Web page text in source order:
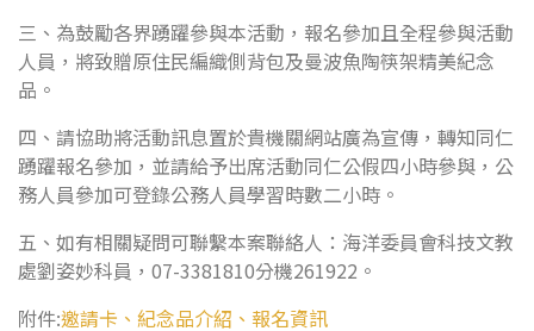
三、為鼓勵各界踴躍參與本活動，報名參加且全程參與活動
人員，將致贈原住民編織側背包及曼波魚陶筷架精美紀念
品。
四、請協助將活動訊息置於貴機關網站廣為宣傳，轉知同仁
踴躍報名參加，並請給予出席活動同仁公假四小時參與，公
務人員參加可登錄公務人員學習時數二小時。
五、如有相關疑問可聯繫本案聯絡人：海洋委員會科技文教
處劉姿妙科員，07-3381810分機261922。
附件:邀請卡、紀念品介紹、報名資訊